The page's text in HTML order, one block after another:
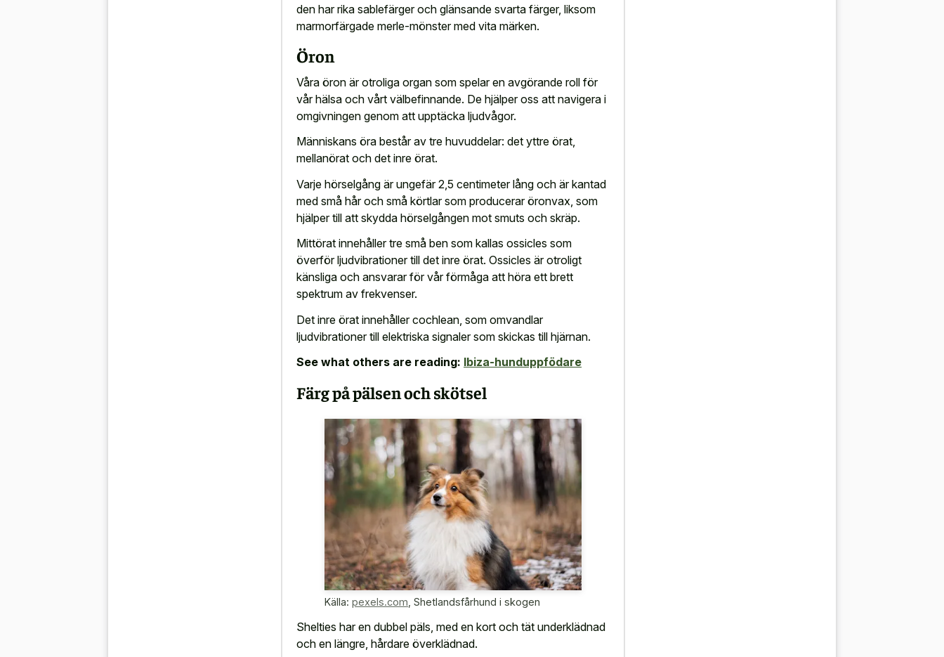
den har rika sablefärger och glänsande svarta färger, liksom
marmorfärgade merle-mönster med vita märken.
Öron
Våra öron är otroliga organ som spelar en avgörande roll för
vår hälsa och vårt välbefinnande. De hjälper oss att navigera i
omgivningen genom att upptäcka ljudvågor.
Människans öra består av tre huvuddelar: det yttre örat,
mellanörat och det inre örat.
Varje hörselgång är ungefär 2,5 centimeter lång och är kantad
med små hår och små körtlar som producerar öronvax, som
hjälper till att skydda hörselgången mot smuts och skräp.
Mittörat innehåller tre små ben som kallas ossicles som
överför ljudvibrationer till det inre örat. Ossicles är otroligt
känsliga och ansvarar för vår förmåga att höra ett brett
spektrum av frekvenser.
Det inre örat innehåller cochlean, som omvandlar
ljudvibrationer till elektriska signalersom skickas till hjärnan.
See what others are reading: Ibiza-hunduppfödare
Färg på pälsen och skötsel
Källa: pexels.com, Shetlandsfårhund i skogen
Shelties har en dubbel päls, med en kort och tät underklädnad
och en längre, hårdare överklädnad.